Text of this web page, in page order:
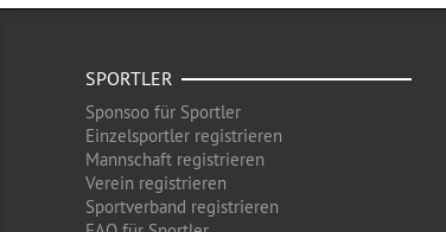
SPORTLER
Sponsoo für Sportler
Einzelsportler registrieren
Mannschaft registrieren
Verein registrieren
Sportverband registrieren